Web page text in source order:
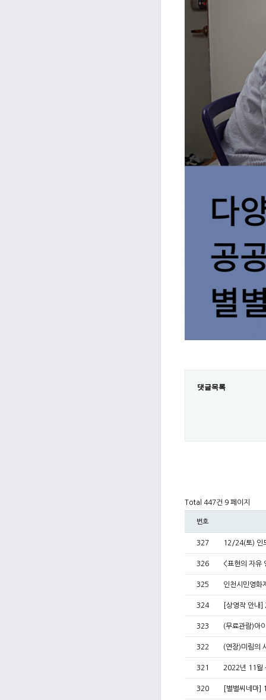
댓글목록
Total 447건 9 페이지
번호
327 12/24(토) 인
326 <표현의 자유
325 인천시민영화
324 [상영작 안내
323 (무료관람)아
322 (연장)미림의
321 2022년 11월
320 [별별씨네마]